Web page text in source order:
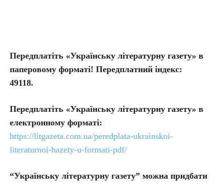
Передплатіть «Українську літературну газету» в
паперовому форматі! Передплатний індекс:
49118.
Передплатіть «Українську літературну газету» в
електронному форматі:
https://litgazeta.com.ua/peredplata-ukrainskoi-
literaturnoi-hazety-u-formati-pdf/
“Українську літературну газету” можна придбати